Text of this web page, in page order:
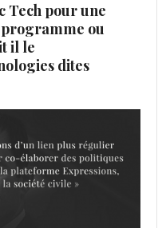
Tech pour une
ou
il le
dites